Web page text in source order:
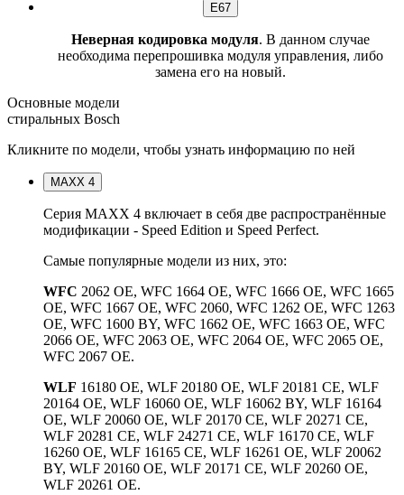
E67
Неверная кодировка модуля. В данном случае
необходима перепрошивка модуля управления, либо
замена его на новый.
Основные модели
стиральных Bosch
Кликните по модели, чтобы узнать информацию по ней
MAXX 4
Серия MAXX 4 включает в себя две распространённые
модификации - Speed Edition и Speed Perfect.
Самые популярные модели из них, это:
WFC 2062 OE, WFC 1664 OE, WFC 1666 OE, WFC 1665
OE, WFC 1667 OE, WFC 2060, WFC 1262 OE, WFC 1263
OE, WFC 1600 BY, WFC 1662 OE, WFC 1663 OE, WFC
2066 OE, WFC 2063 OE, WFC 2064 OE, WFC 2065 OE,
WFC 2067 OE.
WLF 16180 OE, WLF 20180 OE, WLF 20181 CE, WLF
20164 OE, WLF 16060 OE, WLF 16062 BY, WLF 16164
OE, WLF 20060 OE, WLF 20170 CE, WLF 20271 CE,
WLF 20281 CE, WLF 24271 CE, WLF 16170 CE, WLF
16260 OE, WLF 16165 CE, WLF 16261 OE, WLF 20062
BY, WLF 20160 OE, WLF 20171 CE, WLF 20260 OE,
WLF 20261 OE.